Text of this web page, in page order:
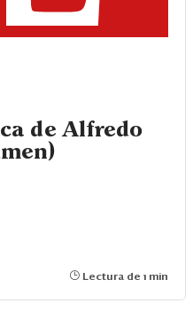
de Alfredo
Lectura de 1 min